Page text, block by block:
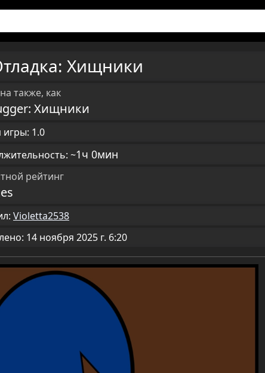
Хищники
также, как
Хищники
игры: 1.0
~1ч 0мин
рейтинг
Violetta2538
14 ноября 2025 г. 6:20